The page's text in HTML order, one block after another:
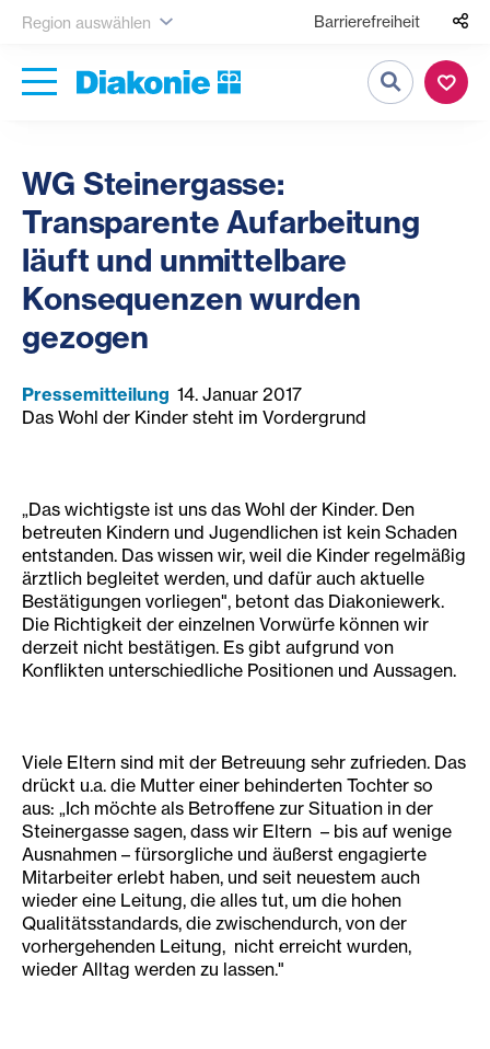
Region auswählen Barrierefreiheit
Suche
WG Steinergasse:
Transparente Aufarbeitung
läuft und unmittelbare
Konsequenzen wurden
gezogen
Pressemitteilung 14. Januar 2017
Das Wohl der Kinder steht im Vordergrund
„Das wichtigste ist uns das Wohl der Kinder. Den
betreuten Kindern und Jugendlichen ist kein Schaden
entstanden. Das wissen wir, weil die Kinder regelmäßig
ärztlich begleitet werden, und dafür auch aktuelle
Bestätigungen vorliegen", betont das Diakoniewerk.
Die Richtigkeit der einzelnen Vorwürfe können wir
derzeit nicht bestätigen. Es gibt aufgrund von
Konflikten unterschiedliche Positionen und Aussagen.
Viele Eltern sind mit der Betreuung sehr zufrieden. Das
drückt u.a. die Mutter einer behinderten Tochter so
aus: „Ich möchte als Betroffene zur Situation in der
Steinergasse sagen, dass wir Eltern – bis auf wenige
Ausnahmen – fürsorgliche und äußerst engagierte
Mitarbeiter erlebt haben, und seit neuestem auch
wieder eine Leitung, die alles tut, um die hohen
Qualitätsstandards, die zwischendurch, von der
vorhergehenden Leitung, nicht erreicht wurden,
wieder Alltag werden zu lassen."